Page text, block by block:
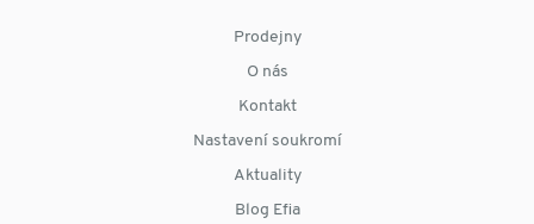
Prodejny
O nás
Kontakt
Nastavení soukromí
Aktuality
Blog Efia